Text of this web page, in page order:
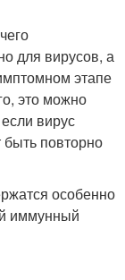
для вирусов, а
этапе
это можно
вирус
быть повторно
особенно
иммунный